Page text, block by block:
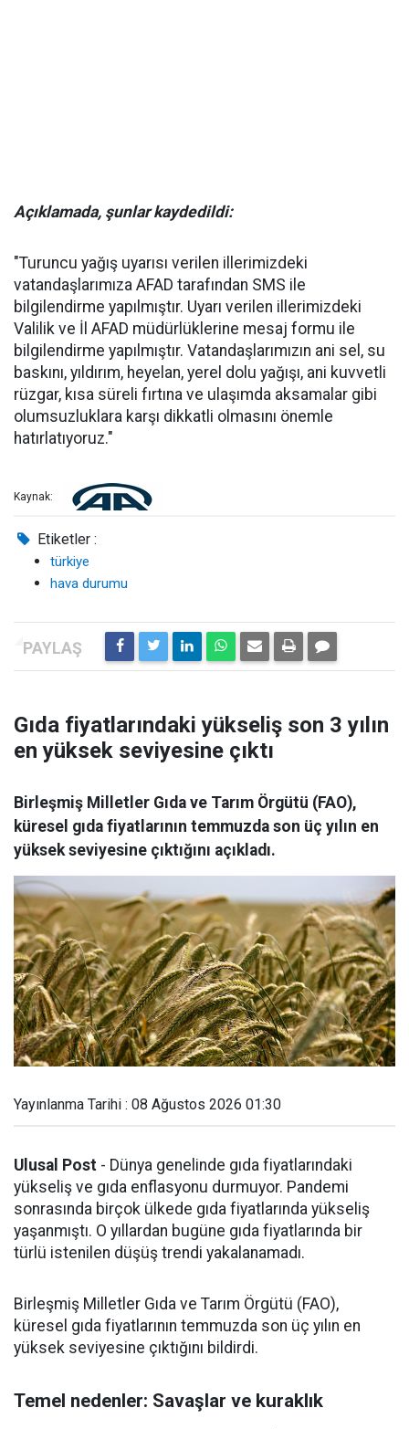
Açıklamada, şunlar kaydedildi:
"Turuncu yağış uyarısı verilen illerimizdeki
vatandaşlarımıza AFAD tarafından SMS ile
bilgilendirme yapılmıştır. Uyarı verilen illerimizdeki
Valilik ve İl AFAD müdürlüklerine mesaj formu ile
bilgilendirme yapılmıştır. Vatandaşlarımızın ani sel, su
baskını, yıldırım, heyelan, yerel dolu yağışı, ani kuvvetli
rüzgar, kısa süreli fırtına ve ulaşımda aksamalar gibi
olumsuzluklara karşı dikkatli olmasını önemle
hatırlatıyoruz."
Kaynak:
Etiketler :
türkiye
hava durumu
Gıda fiyatlarındaki yükseliş son 3 yılın
en yüksek seviyesine çıktı
Birleşmiş Milletler Gıda ve Tarım Örgütü (FAO),
küresel gıda fiyatlarının temmuzda son üç yılın en
yüksek seviyesine çıktığını açıkladı.
Yayınlanma Tarihi : 08 Ağustos 2026 01:30
Ulusal Post - Dünya genelinde gıda fiyatlarındaki
yükseliş ve gıda enflasyonu durmuyor. Pandemi
sonrasında birçok ülkede gıda fiyatlarında yükseliş
yaşanmıştı. O yıllardan bugüne gıda fiyatlarında bir
türlü istenilen düşüş trendi yakalanamadı.
Birleşmiş Milletler Gıda ve Tarım Örgütü (FAO),
küresel gıda fiyatlarının temmuzda son üç yılın en
yüksek seviyesine çıktığını bildirdi.
Temel nedenler: Savaşlar ve kuraklık